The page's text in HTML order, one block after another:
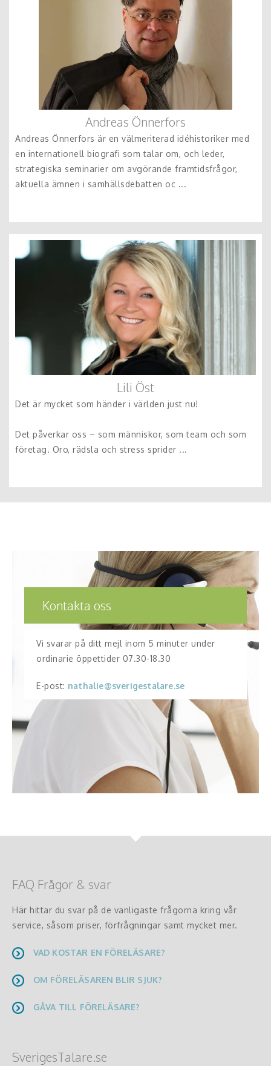
Andreas Önnerfors
Andreas Önnerfors är en välmeriterad idéhistoriker med
en internationell biografi som talar om, och leder,
strategiska seminarier om avgörande framtidsfrågor,
aktuella ämnen i samhällsdebatten oc ...
Lili Öst
Det är mycket som händer i världen just nu!
Det påverkar oss – som människor, som team och som
företag. Oro, rädsla och stress sprider ...
Kontakta oss
Vi svarar på ditt mejl inom 5 minuter under
ordinarie öppettider 07.30-18.30
E-post: nathalie@sverigestalare.se
FAQ Frågor & svar
Här hittar du svar på de vanligaste frågorna kring vår
service, såsom priser, förfrågningar samt mycket mer.
VAD KOSTAR EN FÖRELÄSARE?
OM FÖRELÄSAREN BLIR SJUK?
GÅVA TILL FÖRELÄSARE?
SverigesTalare.se